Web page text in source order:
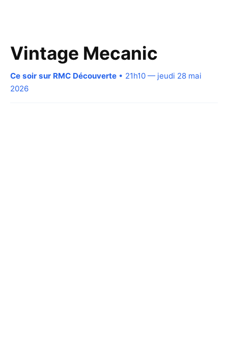
Vintage Mecanic
Ce soir sur RMC Découverte • 21h10 — jeudi 28 mai
2026